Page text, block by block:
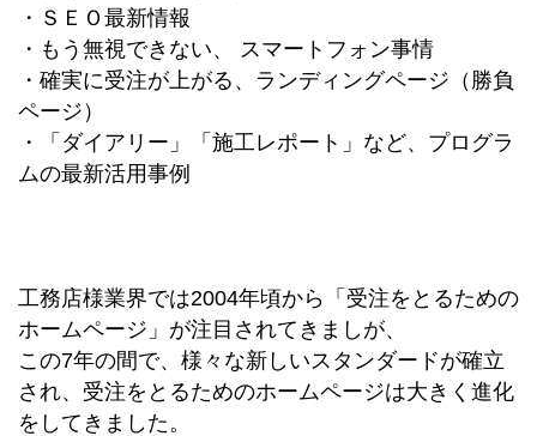
・ＳＥＯ最新情報
・もう無視できない、 スマートフォン事情
・確実に受注が上がる、ランディングページ（勝負
ページ）
・「ダイアリー」「施工レポート」など、プログラ
ムの最新活用事例
工務店様業界では2004年頃から「受注をとるための
ホームページ」が注目されてきましが、
この7年の間で、様々な新しいスタンダードが確立
され、受注をとるためのホームページは大きく進化
をしてきました。